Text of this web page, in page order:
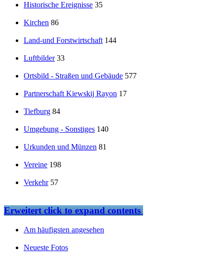
Historische Ereignisse 35
Kirchen 86
Land-und Forstwirtschaft 144
Luftbilder 33
Ortsbild - Straßen und Gebäude 577
Partnerschaft Kiewskij Rayon 17
Tiefburg 84
Umgebung - Sonstiges 140
Urkunden und Münzen 81
Vereine 198
Verkehr 57
Erweitertclick to expand contents
Am häufigsten angesehen
Neueste Fotos